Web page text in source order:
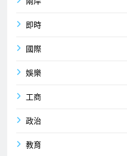
即時
國際
娛樂
工商
政治
教育